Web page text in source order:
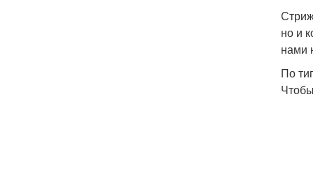
но и
нами
По